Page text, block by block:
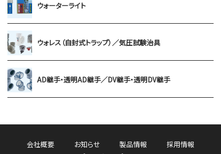
ウォーターライト
ウォレス（自封式トラップ）／気圧試験治具
AD継手・透明AD継手／DV継手・透明DV継手
会社概要 お知らせ 製品情報
採用情報